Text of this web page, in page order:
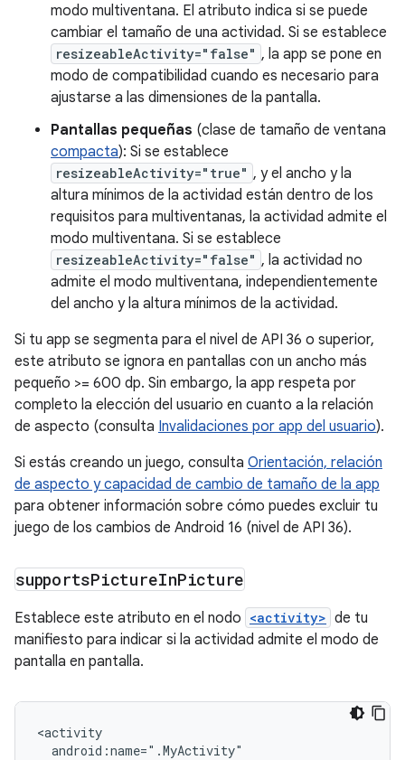
modo multiventana. El atributo indica si se puede
cambiar el tamaño de una actividad. Si se establece
resizeableActivity="false" , la app se pone en
modo de compatibilidad cuando es necesario para
ajustarse a las dimensiones de la pantalla.
Pantallas pequeñas (clase de tamaño de ventana
compacta): Si se establece
resizeableActivity="true" , y el ancho y la
altura mínimos de la actividad están dentro de los
requisitos para multiventanas, la actividad admite el
modo multiventana. Si se establece
resizeableActivity="false" , la actividad no
admite el modo multiventana, independientemente
del ancho y la altura mínimos de la actividad.
Si tu app se segmenta para el nivel de API 36 o superior,
este atributo se ignora en pantallas con un ancho más
pequeño >= 600 dp. Sin embargo, la app respeta por
completo la elección del usuario en cuanto a la relación
de aspecto (consulta Invalidaciones por app del usuario).
Si estás creando un juego, consulta Orientación, relación
de aspecto y capacidad de cambio de tamaño de la app
para obtener información sobre cómo puedes excluir tu
juego de los cambios de Android 16 (nivel de API 36).
supportsPictureInPicture
Establece este atributo en el nodo <activity> de tu
manifiesto para indicar si la actividad admite el modo de
pantalla en pantalla.